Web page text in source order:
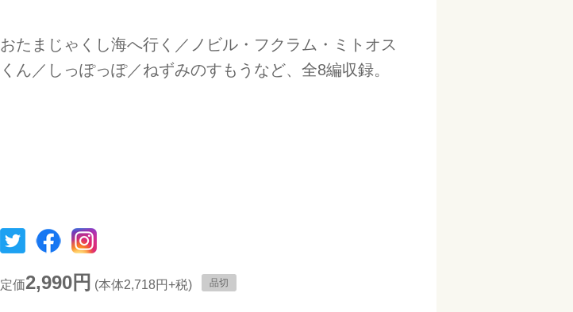
おたまじゃくし海へ行く／ノビル・フクラム・ミトオス
くん／しっぽっぽ／ねずみのすもうなど、全8編収録。
定価2,990円 (本体2,718円+税) 品切